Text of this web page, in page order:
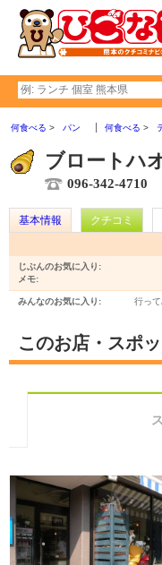
何食べる パン 何食べる
ブロートハ
096-342-4710
基本情報 クチコミ
じぶんのお気に入り:
メモ:
みんなのお気に入り: 行っ
このお店・スポ